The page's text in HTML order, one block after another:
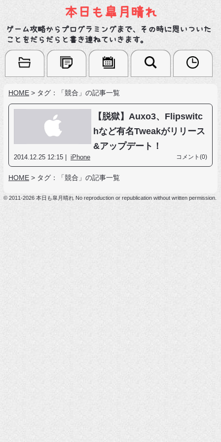
本日も皐月晴れ
ゲーム攻略からプログラミングまで、その時に思いついた
ことをだらだらと書き連ねていきます。
HOME > タグ：「競合」の記事一覧
【脱獄】Auxo3、Flipswitc
hなど有名Tweakがリリース
&アップデート！
2014.12.25 12:15 | iPhone コメント(0)
HOME > タグ：「競合」の記事一覧
© 2011-2026 本日も皐月晴れ No reproduction or republication without written permission.